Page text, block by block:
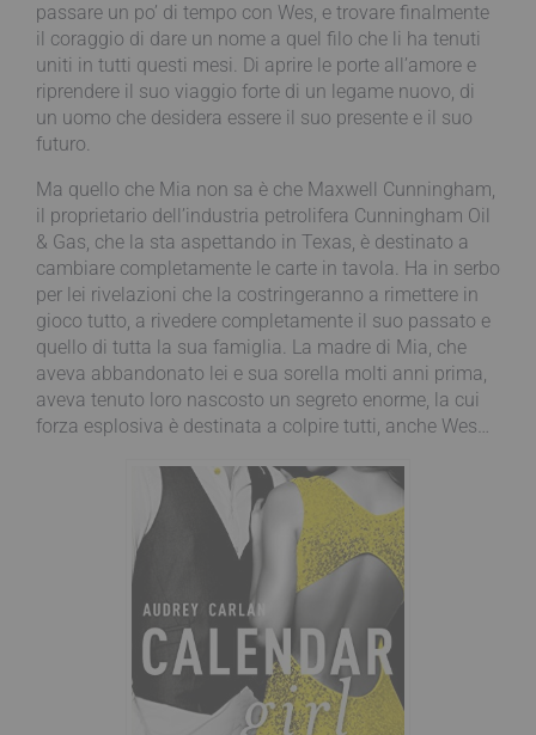
passare un po’ di tempo con Wes, e trovare finalmente
il coraggio di dare un nome a quel filo che li ha tenuti
uniti in tutti questi mesi. Di aprire le porte all’amore e
riprendere il suo viaggio forte di un legame nuovo, di
un uomo che desidera essere il suo presente e il suo
futuro.
Ma quello che Mia non sa è che Maxwell Cunningham,
il proprietario dell’industria petrolifera Cunningham Oil
& Gas, che la sta aspettando in Texas, è destinato a
cambiare completamente le carte in tavola. Ha in serbo
per lei rivelazioni che la costringeranno a rimettere in
gioco tutto, a rivedere completamente il suo passato e
quello di tutta la sua famiglia. La madre di Mia, che
aveva abbandonato lei e sua sorella molti anni prima,
aveva tenuto loro nascosto un segreto enorme, la cui
forza esplosiva è destinata a colpire tutti, anche Wes…